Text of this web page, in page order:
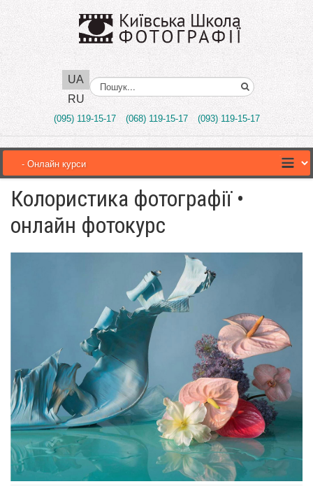
UA
RU
Поиск..
(095) 119-15-17 (068) 119-15-17 (093) 119-15-17
Колористика фотографії •
онлайн фотокурс